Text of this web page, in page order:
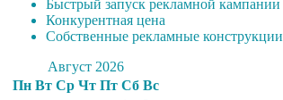
Быстрый запуск рекламной кампании
Конкурентная цена
Собственные рекламные конструкции
Август 2026
Пн Вт Ср Чт Пт Сб Вс